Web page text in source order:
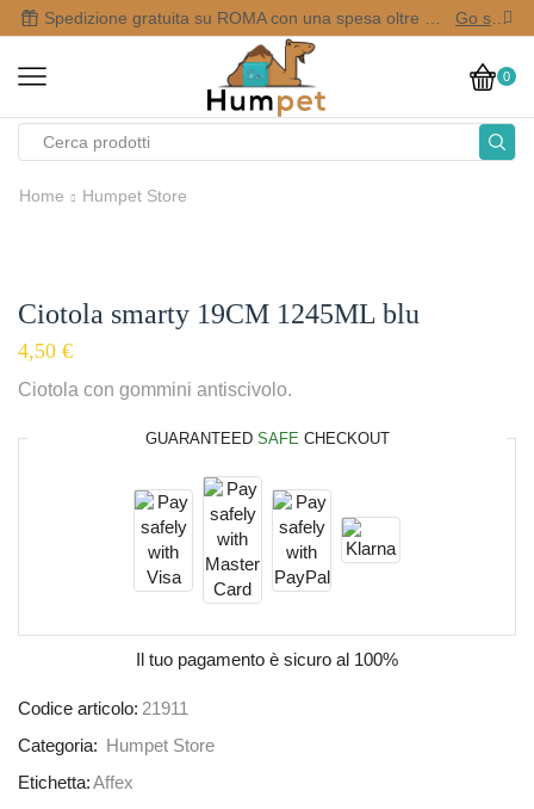
Go shop
0
Home Humpet Store
Ciotola smarty 19CM 1245ML blu
4,50 €
Ciotola con gommini antiscivolo.
GUARANTEED SAFE CHECKOUT
Il tuo pagamento è sicuro al 100%
Codice articolo: 21911
Categoria:
Humpet Store
Etichetta:Affex